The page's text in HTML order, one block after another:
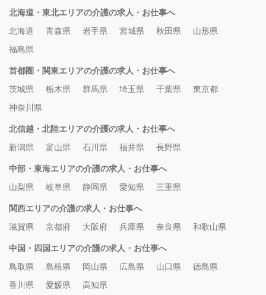
北海道・東北エリアの介護の求人・お仕事へ
北海道
青森県 岩手県 宮城県 秋田県
山形県
福島県
首都圏・関東エリアの介護の求人・お仕事へ
茨城県
栃木県 群馬県 埼玉県 千葉県
東京都
神奈川県
北信越・北陸エリアの介護の求人・お仕事へ
新潟県
富山県 石川県 福井県 長野県
中部・東海エリアの介護の求人・お仕事へ
山梨県
岐阜県 静岡県 愛知県 三重県
関西エリアの介護の求人・お仕事へ
滋賀県
京都府 大阪府 兵庫県 奈良県 和歌山県
中国・四国エリアの介護の求人・お仕事へ
鳥取県
島根県 岡山県 広島県 山口県
徳島県
香川県
愛媛県 高知県